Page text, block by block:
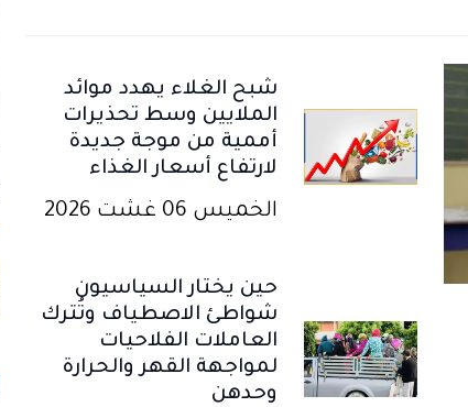
شبح الغلاء يهدد موائد
الملايين وسط تحذيرات
أممية من موجة جديدة
لارتفاع أسعار الغذاء
الخميس 06 غشت 2026
حين يختار السياسيون
شواطئ الاصطياف وتُترك
العاملات الفلاحيات
لمواجهة القهر والحرارة
وحدهن